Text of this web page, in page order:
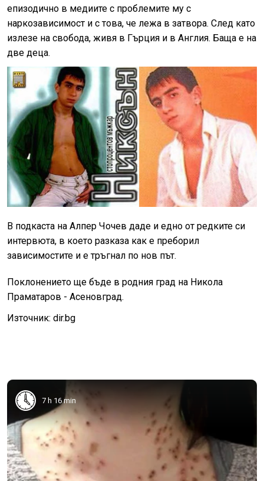
епизодично в медиите с проблемите му с
наркозависимост и с това, че лежа в затвора. След като
излезе на свобода, живя в Гърция и в Англия. Баща е на
две деца.
В подкаста на Алпер Чочев даде и едно от редките си
интервюта, в което разказа как е преборил
зависимостите и е тръгнал по нов път.
Поклонението ще бъде в родния град на Никола
Праматаров - Асеновград.
Източник: dir.bg
7 h 16 min